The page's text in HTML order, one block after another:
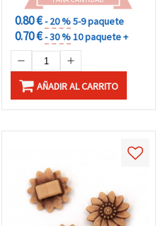
0.80 €- 20 %5-9 paquete
0.70 €- 30 %10 paquete +
AÑADIR AL CARRITO